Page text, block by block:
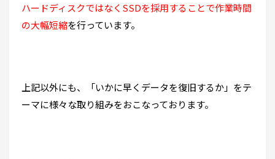
ハードディスクではなくSSDを採用することで作業時間
の大幅短縮を行っています。
上記以外にも、「いかに早くデータを復旧するか」をテ
ーマに様々な取り組みをおこなっております。